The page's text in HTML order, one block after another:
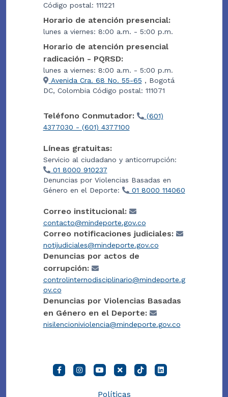
Código postal: 111221
Horario de atención presencial:
lunes a viernes: 8:00 a.m. - 5:00 p.m.
Horario de atención presencial
radicación - PQRSD:
lunes a viernes: 8:00 a.m. - 5:00 p.m.
Avenida Cra. 68 No. 55-65 , Bogotá
DC, Colombia Código postal: 111071
Teléfono Conmutador:
(601)
4377030 - (601) 4377100
Líneas gratuitas:
Servicio al ciudadano y anticorrupción:
01 8000 910237
Denuncias por Violencias Basadas en
Género en el Deporte:
01 8000 114060
Correo institucional:
contacto@mindeporte.gov.co
Correo notificaciones judiciales:
notijudiciales@mindeporte.gov.co
Denuncias por actos de
corrupción:
controlinternodisciplinario@mindeporte.g
ov.co
Denuncias por Violencias Basadas
en Género en el Deporte:
nisilencioniviolencia@mindeporte.gov.co
Políticas